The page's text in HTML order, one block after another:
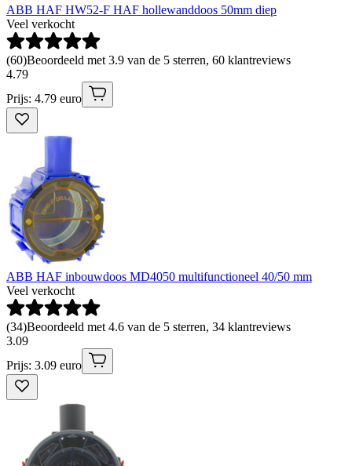
ABB HAF HW52-F HAF hollewanddoos 50mm diep
Veel verkocht
(60)Beoordeeld met 3.9 van de 5 sterren, 60 klantreviews
4.79
Prijs: 4.79 euro
ABB HAF inbouwdoos MD4050 multifunctioneel 40/50 mm
Veel verkocht
(34)Beoordeeld met 4.6 van de 5 sterren, 34 klantreviews
3.09
Prijs: 3.09 euro